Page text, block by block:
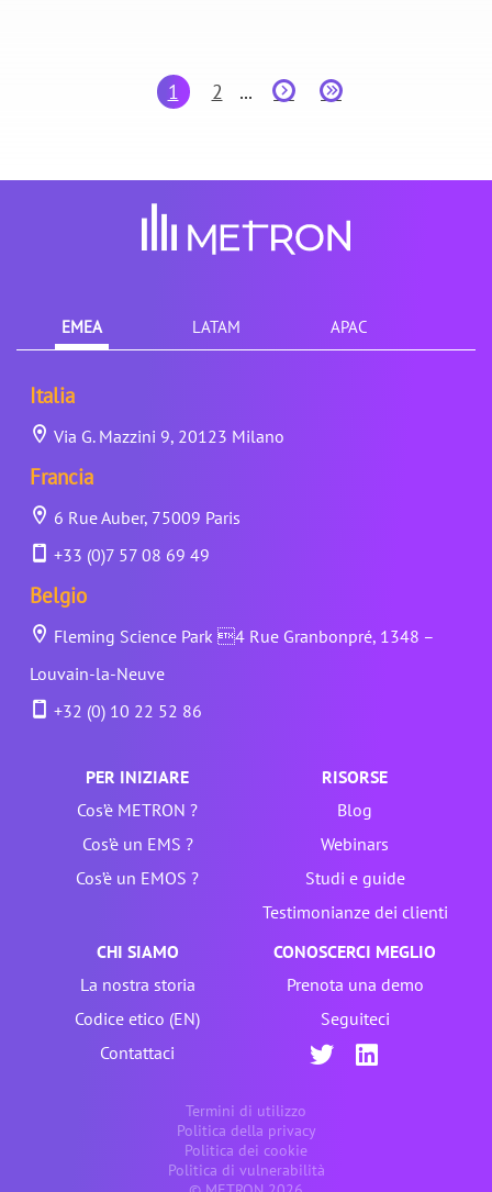
1 2 ...
EMEA LATAM APAC
Italia
Via G. Mazzini 9, 20123 Milano
Francia
6 Rue Auber, 75009 Paris
+33 (0)7 57 08 69 49
Belgio
Fleming Science Park 4 Rue Granbonpré, 1348 –
Louvain-la-Neuve
+32 (0) 10 22 52 86
PER INIZIARE
Cos’è METRON ?
Cos’è un EMS ?
Cos’è un EMOS ?
RISORSE
Blog
Webinars
Studi e guide
Testimonianze dei clienti
CHI SIAMO
La nostra storia
Codice etico (EN)
Contattaci
CONOSCERCI MEGLIO
Prenota una demo
Seguiteci
Termini di utilizzo
Politica della privacy
Politica dei cookie
Politica di vulnerabilità